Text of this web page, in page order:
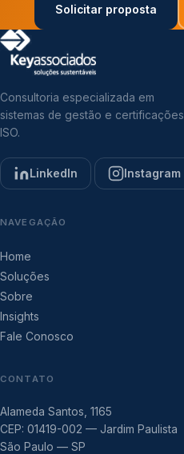
Solicitar proposta
Consultoria especializada em
sistemas de gestão e certificações
ISO.
LinkedIn Instagram
NAVEGAÇÃO
Home
Soluções
Sobre
Insights
Fale Conosco
CONTATO
Alameda Santos, 1165
CEP: 01419-002 — Jardim Paulista
São Paulo — SP